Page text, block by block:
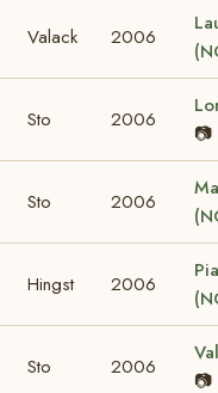
Valack 2006
Sto 2006
📷
Sto 2006
Hingst 2006
Sto 2006
📷